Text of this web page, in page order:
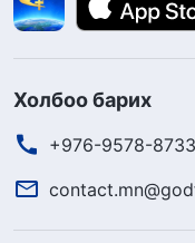
Холбоо барих
+976-9578-8733